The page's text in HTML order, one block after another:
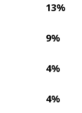
13%
9%
4%
4%